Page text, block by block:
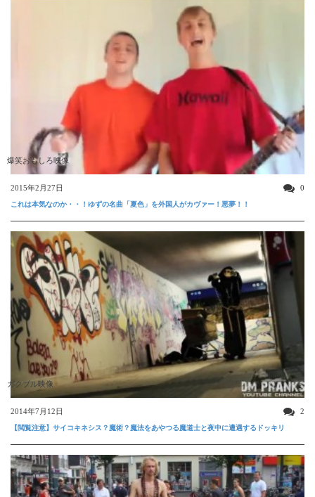
爆笑おもしろ映像
2015年2月27日 0
これは本気なのか・・！ゆずの名曲「夏色」を外国人がカヴァー！悪夢！！
ガクブル映像
2014年7月12日 2
【閲覧注意】サイコキネシス？魔術？魔法をあやつる魔道士と夜中に遭遇するドッキリ